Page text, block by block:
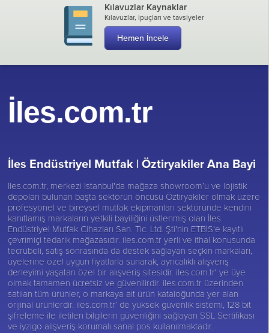
Kılavuzlar Kaynaklar
Kılavuzlar, ipuçları ve tavsiyeler
Hemen İncele
İles.com.tr
İles Endüstriyel Mutfak |Öztiryakiler Ana Bayi
İles.com.tr, merkezi İstanbul'da mağaza showroom’u ve lojistik
depoları bulunan başta sektörün öncüsü Öztiryakiler olmak üzere
profesyonel ve bireysel mutfak ekipmanları sektöründe kendini
kanıtlamış markaların yetkili bayiliğini üstlenmiş olan İles
Endüstriyel Mutfak Cihazları San. Tic. Ltd. Şti'nin ETBİS'e kayıtlı
çevrimiçi tedarik mağazasıdır. iles.com.tr yerli ve ithal konusunda
tecrübeli, satış sonrasında da destek sağlayan seçkin markaları,
üyelerine özel uygun fiyatlarla sunarak, ayrıcalıklı alışveriş
deneyimi yaşatan özel bir alışveriş sitesidir. iles.com.tr' ye üye
olmak tamamen ücretsiz ve güvenilirdir. iles.com.tr üzerinden
satılan tüm ürünler, o markaya ait ürün kataloğunda yer alan
orijinal ürünlerdir. iles.com.tr’ de yüksek güvenlik sistemi, 128 bit
şifreleme ile iletilen bilgilerin güvenliğini sağlayan SSL Sertifikası
ve iyzigo alışveriş korumalı sanal pos kullanılmaktadır.